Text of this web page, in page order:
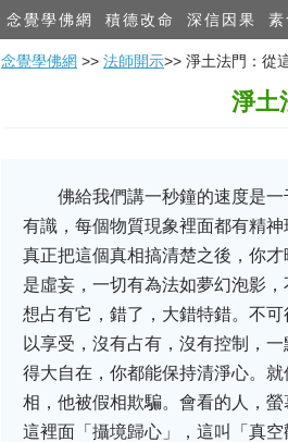
念覺學佛網 積德改命 深信因果 素
念覺學佛網 >> 法師開示>> 淨土法門：從
淨土
佛給我們講一秒鐘的速度是
有識，每個物質現象裡面都有精
真正把這個真相搞清楚之後，你
是虛妄，一切有為法如夢幻泡影
想占有它，錯了，大錯特錯。不
以享受，沒有占有，沒有控制，
得大自在，你都能保持清淨心。
相，他被假相欺騙。會看的人，
這裡面「攝境歸心」，這叫「真